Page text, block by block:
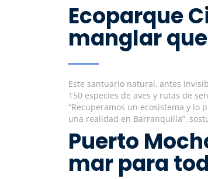
Ecoparque
manglar
Este santuario natural, antes
150 especies de aves y rutas de
“Recuperamos un ecosistema y lo
una realidad en Barranquilla”,
Puerto
mar para